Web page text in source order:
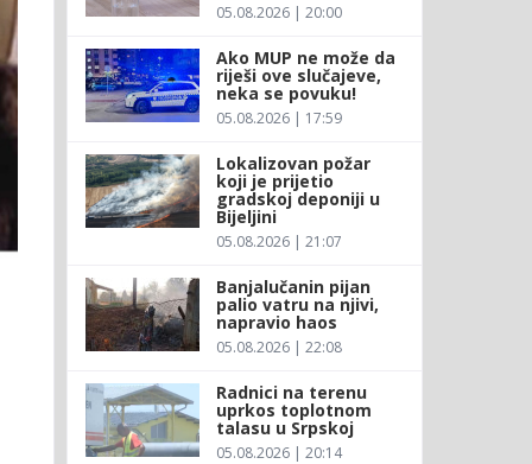
05.08.2026 | 20:00
Ako MUP ne može da
riješi ove slučajeve,
neka se povuku!
05.08.2026 | 17:59
Lokalizovan požar
koji je prijetio
gradskoj deponiji u
Bijeljini
05.08.2026 | 21:07
Banjalučanin pijan
palio vatru na njivi,
napravio haos
05.08.2026 | 22:08
Radnici na terenu
uprkos toplotnom
talasu u Srpskoj
05.08.2026 | 20:14